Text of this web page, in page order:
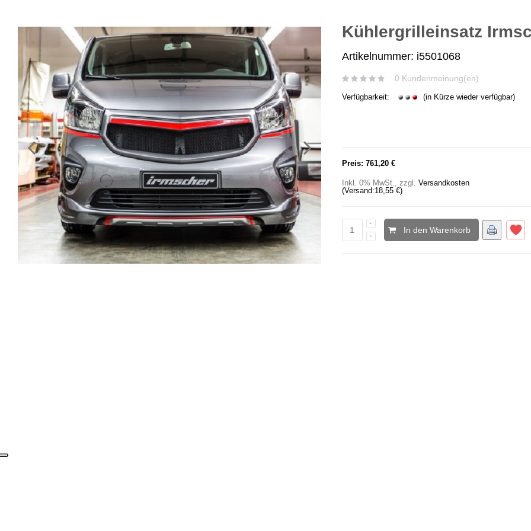
Kühlergrilleinsatz
Artikelnummer: i5501068
0 Kundenmeinung(en)
Verfügbarkeit: (in Kürze wieder verfügbar)
Preis: 761,20 €
Inkl. 0% MwSt., zzgl. Versandkosten
(Versand:18,55 €)
In den Warenkorb